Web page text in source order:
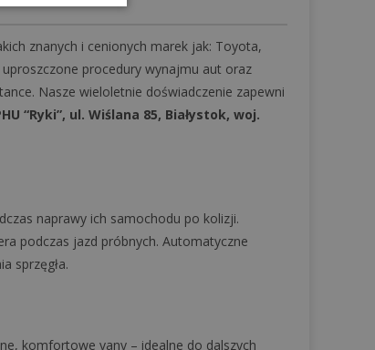
znanych i cenionych marek jak: Toyota,
procedury wynajmu aut oraz
Nasze wieloletnie doświadczenie zapewni
“Ryki”, ul. Wiślana 85, Białystok, woj.
naprawy ich samochodu po kolizji.
podczas jazd próbnych. Automatyczne
sprzęgła.
komfortowe vany – idealne do dalszych